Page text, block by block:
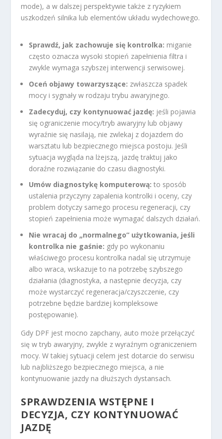
mode), a w dalszej perspektywie także z ryzykiem
uszkodzeń silnika lub elementów układu wydechowego.
Sprawdź, jak zachowuje się kontrolka: miganie
często oznacza wysoki stopień zapełnienia filtra i
zwykle wymaga szybszej interwencji serwisowej.
Oceń objawy towarzyszące: zwłaszcza spadek
mocy i sygnały w rodzaju trybu awaryjnego.
Zadecyduj, czy kontynuować jazdę: jeśli pojawia
się ograniczenie mocy/tryb awaryjny lub objawy
wyraźnie się nasilają, nie zwlekaj z dojazdem do
warsztatu lub bezpiecznego miejsca postoju. Jeśli
sytuacja wygląda na lżejszą, jazdę traktuj jako
doraźne rozwiązanie do czasu diagnostyki.
Umów diagnostykę komputerową: to sposób
ustalenia przyczyny zapalenia kontrolki i oceny, czy
problem dotyczy samego procesu regeneracji, czy
stopień zapełnienia może wymagać dalszych działań.
Nie wracaj do „normalnego” użytkowania, jeśli
kontrolka nie gaśnie: gdy po wykonaniu
właściwego procesu kontrolka nadal się utrzymuje
albo wraca, wskazuje to na potrzebę szybszego
działania (diagnostyka, a następnie decyzja, czy
może wystarczyć regeneracja/czyszczenie, czy
potrzebne będzie bardziej kompleksowe
postępowanie).
Gdy DPF jest mocno zapchany, auto może przełączyć
się w tryb awaryjny, zwykle z wyraźnym ograniczeniem
mocy. W takiej sytuacji celem jest dotarcie do serwisu
lub najbliższego bezpiecznego miejsca, a nie
kontynuowanie jazdy na dłuższych dystansach.
SPRAWDZENIA WSTĘPNE I
DECYZJA, CZY KONTYNUOWAĆ
JAZDĘ